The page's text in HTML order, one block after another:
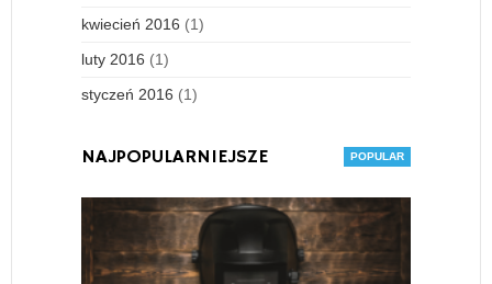
kwiecień 2016 (1)
luty 2016 (1)
styczeń 2016 (1)
NAJPOPULARNIEJSZE